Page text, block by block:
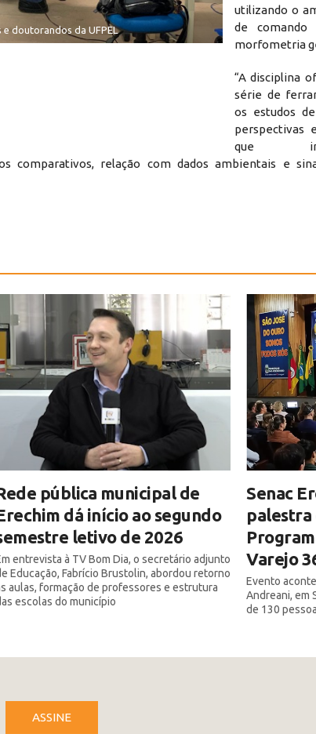
doutorandos da UFPEL
utilizando o
de comando
morfometria
“A disciplina
série de
os estudos
perspectivas
que
comparativos, relação com dados ambientais e
pública municipal de
dá início ao segundo
letivo de 2026
entrevista à TV Bom Dia, o secretário adjunto
Educação, Fabrício Brustolin, abordou retorno
aulas, formação de professores e estrutura
escolas do município
Senac
Varejo
Evento
Andreani, em
de 130
ASSINE